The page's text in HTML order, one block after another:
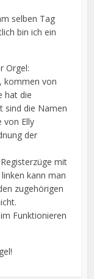
selben Tag
bin ich ein
Orgel:
kommen von
hat die
sind die Namen
von Elly
der
mit
kann man
zugehörigen
Funktionieren